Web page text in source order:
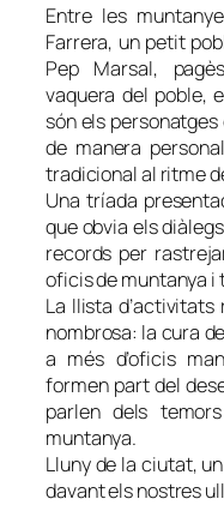
Entre les
Farrera, un petit
Pep Marsal,
vaquera del poble,
són els
de manera
tradicional al ritme
Una tríada
que obvia els
records per
oficis de muntanya
La llista
nombrosa: la cura
a més d’oficis
formen part del
parlen dels
muntanya.
Lluny de la ciutat,
davant els nostres